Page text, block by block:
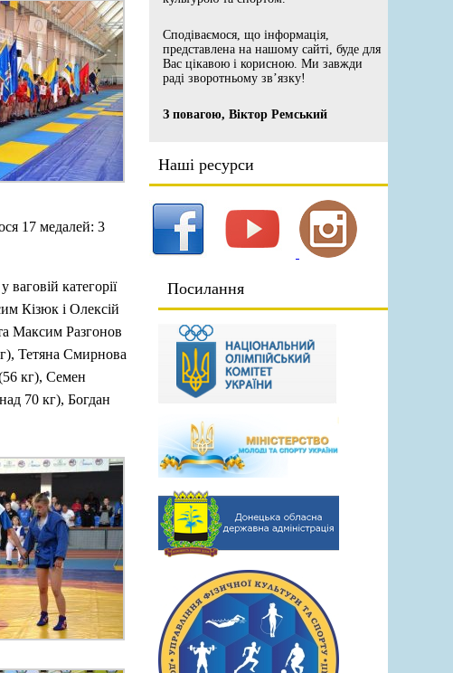
Сподіваємося, що інформація,
представлена на нашому сайті, буде для
Вас цікавою і корисною. Ми завжди
раді зворотньому зв’язку!
З повагою, Віктор Ремський
Наші ресурси
Посилання
17 медалей: 3
категорії
Кізюк і Олексій
Максим Разгонов
Тетяна Смирнова
кг), Семен
70 кг), Богдан